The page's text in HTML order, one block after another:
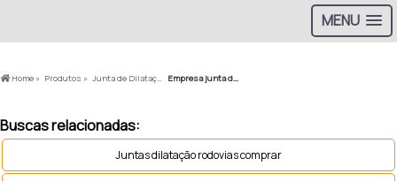
MENU
Home » Produtos » Junta de Dilatação em Rodovias » Empresa junta de dilatação para rodovias
Buscas relacionadas:
Juntas dilatação rodovias comprar